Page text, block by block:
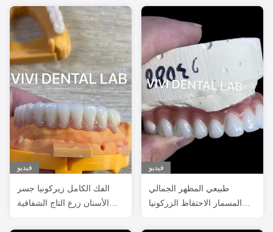
فيديو
الفك الكامل زيركونيا جسر
الأسنان زرع التاج الشفافية
فيديو
طبيعي المظهر الجمالي
المسمار الاحتفاظ الزركونيا